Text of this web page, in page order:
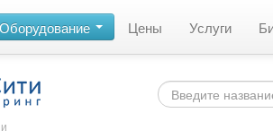
Оборудование Цены Услуги